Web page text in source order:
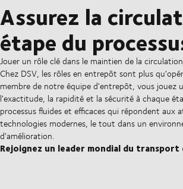
Assurez la
étape du
Jouer un rôle clé dans le maintien de la
Chez DSV, les rôles en entrepôt sont plus
membre de notre équipe d'entrepôt, vous jouez
l'exactitude, la rapidité et la sécurité à chaque
processus fluides et efficaces qui répondent aux
technologies modernes, le tout dans un
d'amélioration.
Rejoignez un leader mondial du